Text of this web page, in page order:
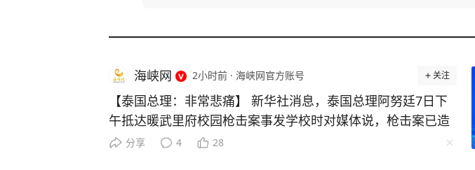
海峡网 2小时前 · 海峡网官方账号 关注
【泰国总理：非常悲痛】 新华社消息，泰国总理阿努廷7日下
午抵达暖武里府校园枪击案事发学校时对媒体说，枪击案已造
成包括枪手及其祖父母在内共8人死亡，他对校园枪击事件表示
分享 4 28